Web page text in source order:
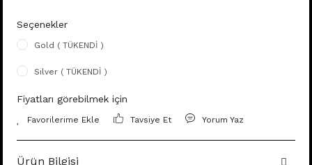
Seçenekler
Gold ( TÜKENDİ )
Silver ( TÜKENDİ )
Fiyatları görebilmek için
Tavsiye Et Yorum Yaz
Ürün Bilgisi